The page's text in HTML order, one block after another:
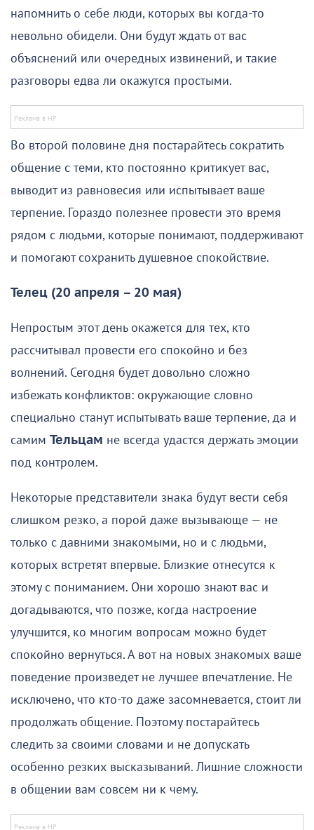
напомнить о себе люди, которых вы когда-то
невольно обидели. Они будут ждать от вас
объяснений или очередных извинений, и такие
разговоры едва ли окажутся простыми.
Во второй половине дня постарайтесь сократить
общение с теми, кто постоянно критикует вас,
выводит из равновесия или испытывает ваше
терпение. Гораздо полезнее провести это время
рядом с людьми, которые понимают, поддерживают
и помогают сохранить душевное спокойствие.
Телец (20 апреля – 20 мая)
Непростым этот день окажется для тех, кто
рассчитывал провести его спокойно и без
волнений. Сегодня будет довольно сложно
избежать конфликтов: окружающие словно
специально станут испытывать ваше терпение, да и
самим Тельцам не всегда удастся держать эмоции
под контролем.
Некоторые представители знака будут вести себя
слишком резко, а порой даже вызывающе — не
только с давними знакомыми, но и с людьми,
которых встретят впервые. Близкие отнесутся к
этому с пониманием. Они хорошо знают вас и
догадываются, что позже, когда настроение
улучшится, ко многим вопросам можно будет
спокойно вернуться. А вот на новых знакомых ваше
поведение произведет не лучшее впечатление. Не
исключено, что кто-то даже засомневается, стоит ли
продолжать общение. Поэтому постарайтесь
следить за своими словами и не допускать
особенно резких высказываний. Лишние сложности
в общении вам совсем ни к чему.